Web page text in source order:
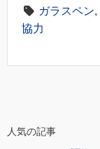
ガラスペン,
協力
人気の記事